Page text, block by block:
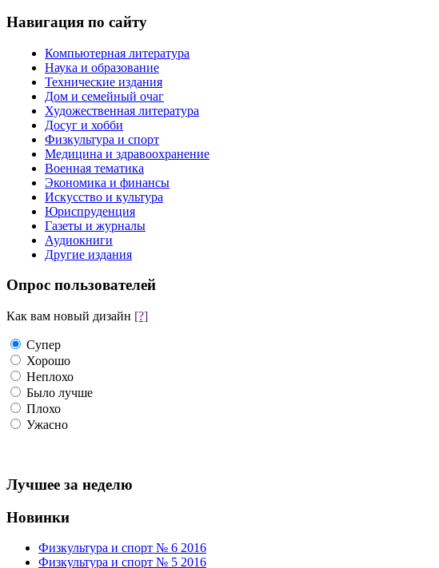
Навигация по сайту
Компьютерная литература
Наука и образование
Технические издания
Дом и семейный очаг
Художественная литература
Досуг и хобби
Физкультура и спорт
Медицина и здравоохранение
Военная тематика
Экономика и финансы
Искусство и культура
Юриспруденция
Газеты и журналы
Аудиокниги
Другие издания
Опрос пользователей
Как вам новый дизайн [?]
Супер
Хорошо
Неплохо
Было лучше
Плохо
Ужасно
Лучшее за неделю
Новинки
Физкультура и спорт № 6 2016
Физкультура и спорт № 5 2016